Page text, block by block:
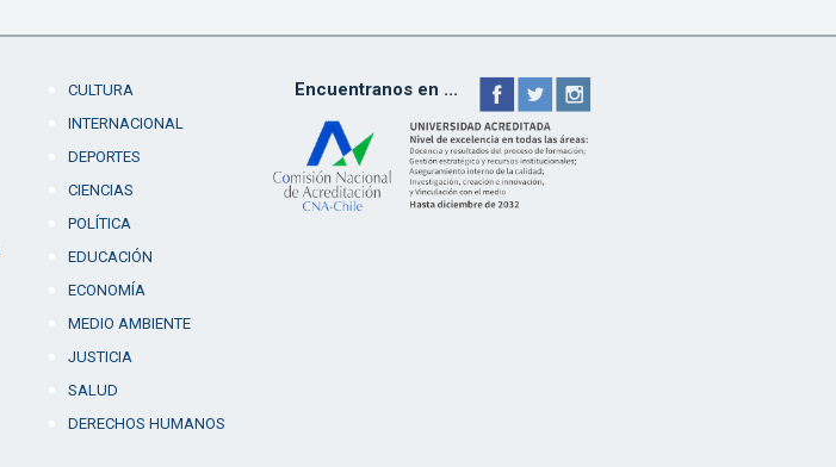
CULTURA
INTERNACIONAL
DEPORTES
CIENCIAS
POLÍTICA
EDUCACIÓN
ECONOMÍA
MEDIO AMBIENTE
JUSTICIA
SALUD
DERECHOS HUMANOS
Encuentranos en ...